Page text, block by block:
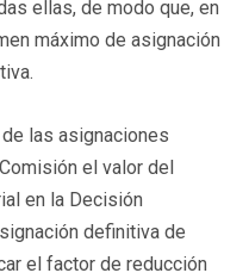
ellas, de modo que, en
máximo de asignación
las asignaciones
el valor del
en la Decisión
definitiva de
el factor de reducción